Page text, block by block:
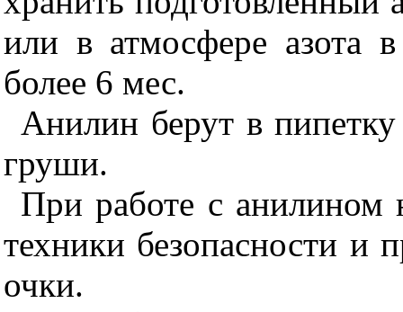
или в атмосфере азота
более 6 мес.
Анилин берут в
груши.
При работе с анилином
техники безопасности и
очки.